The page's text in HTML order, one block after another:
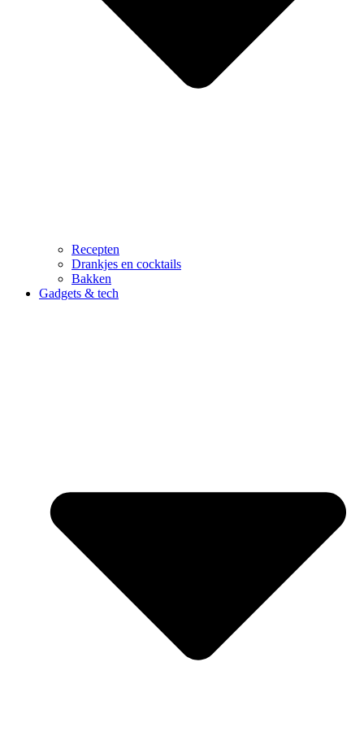
Recepten
Drankjes en cocktails
Bakken
Gadgets & tech